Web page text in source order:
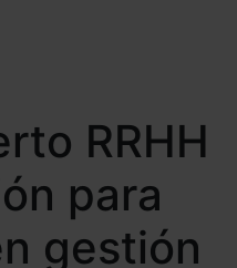
RRHH
para
gestión